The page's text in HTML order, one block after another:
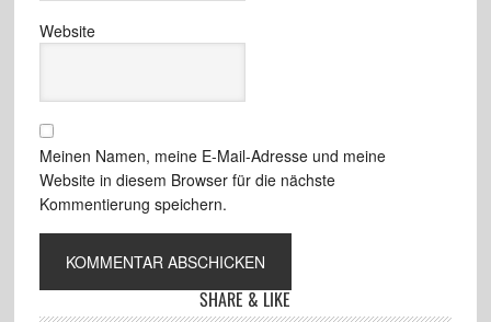
Website
Meinen Namen, meine E-Mail-Adresse und meine
Website in diesem Browser für die nächste
Kommentierung speichern.
SHARE & LIKE